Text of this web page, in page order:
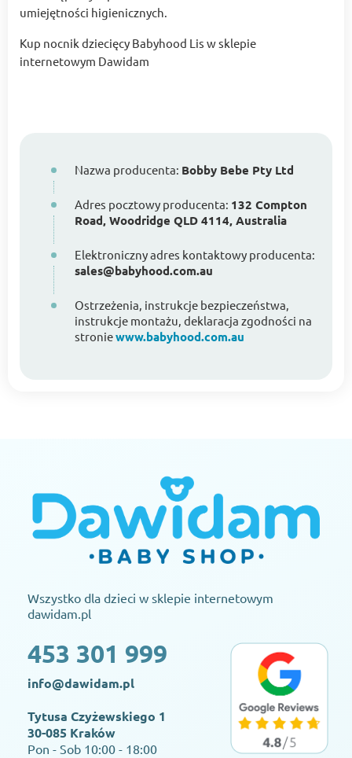
umiejętności higienicznych.
Kup nocnik dziecięcy Babyhood Lis w sklepie
internetowym Dawidam
Nazwa producenta: Bobby Bebe Pty Ltd
Adres pocztowy producenta: 132 Compton
Road, Woodridge QLD 4114, Australia
Elektroniczny adres kontaktowy producenta:
sales@babyhood.com.au
Ostrzeżenia, instrukcje bezpieczeństwa,
instrukcje montażu, deklaracja zgodności na
stroniewww.babyhood.com.au
Wszystko dla dzieci w sklepie internetowym
dawidam.pl
453 301 999
info@dawidam.pl
Tytusa Czyżewskiego 1
30-085 Kraków
Pon - Sob 10:00 - 18:00